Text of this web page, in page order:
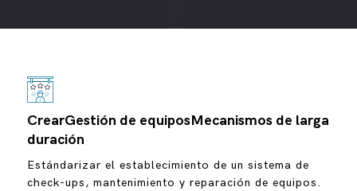
empresa proporcionando datos en tiempo real,
optimizando la adopción de decisiones, reduciendo las
tasas de fracaso y mejorando la seguridad y la
competitividad.
CrearGestión de equiposMecanismos de larga
duración
Estándarizar el establecimiento de un sistema de
check-ups, mantenimiento y reparación de equipos.